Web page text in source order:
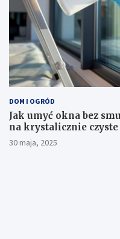
DOM I OGRÓD
Jak umyć okna bez
na krystalicznie czyste
30 maja, 2025